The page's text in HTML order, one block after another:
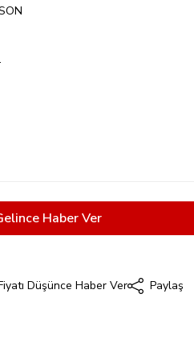
Haber Ver
Düşünce Haber Ver Paylaş